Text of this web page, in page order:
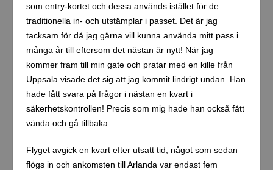
som entry-kortet och dessa används istället för de
traditionella in- och utstämplar i passet. Det är jag
tacksam för då jag gärna vill kunna använda mitt pass i
många år till eftersom det nästan är nytt! När jag
kommer fram till min gate och pratar med en kille från
Uppsala visade det sig att jag kommit lindrigt undan. Han
hade fått svara på frågor i nästan en kvart i
säkerhetskontrollen! Precis som mig hade han också fått
vända och gå tillbaka.
Flyget avgick en kvart efter utsatt tid, något som sedan
flögs in och ankomsten till Arlanda var endast fem